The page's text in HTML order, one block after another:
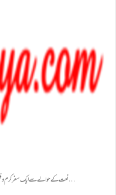
نعت کے حوالے سے ایک سفر کرم وفیض کاجوسلسلہ ہے اب بھی جاری ہے مولاناغلام ربانی فداؔ مدیراعلیٰ جہان نعت…